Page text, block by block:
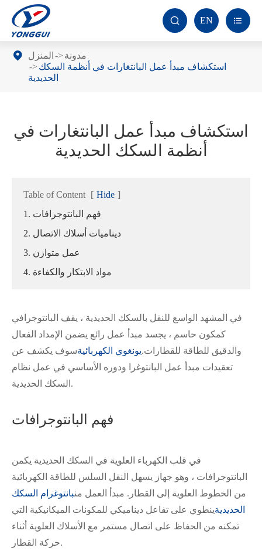
 EN 
المنزل
مدونة
استكشاف مبدأ عمل البانتغارات في أنظمة السكك
الحديدية
استكشاف مبدأ عمل البانتغارات في
أنظمة السكك الحديدية
Table of Content [ Hide ]
1. فهم البانتوجرافات
2. ديناميات أسلاك الاتصال
3. عمل متوازن
4. مواد الابتكار والكفاءة
في المشهد الواسع للنقل بالسكك الحديدية ، يقف البانتوجرافي
كمكون حاسم ، يجسد مبدأ عمل رائع يضمن الإمداد الفعال
والدقيق للطاقة للقطارات.يونغوي الكهربائيةسوف يكشف عن
تعقيدات مبدأ عمل البانتوغرا ودوره الأساسي في عمل نظام
السكك الحديدية.
فهم البانتوجرافات
في قلب الكهرباء العلوية في السكك الحديدية يكمن
البانتوجرافات ، وهو جهاز يسهل النقل السلس للطاقة الكهربائية
من الخطوط العلوية إلى القطار. مبدأ العمل منبانتوغرام السكك
الحديديةينطوي على تفاعل ديناميكي للمكونات الميكانيكية التي
تمكنه من الحفاظ على اتصال مستمر مع الأسلاك العلوية أثناء
حركة القطار.